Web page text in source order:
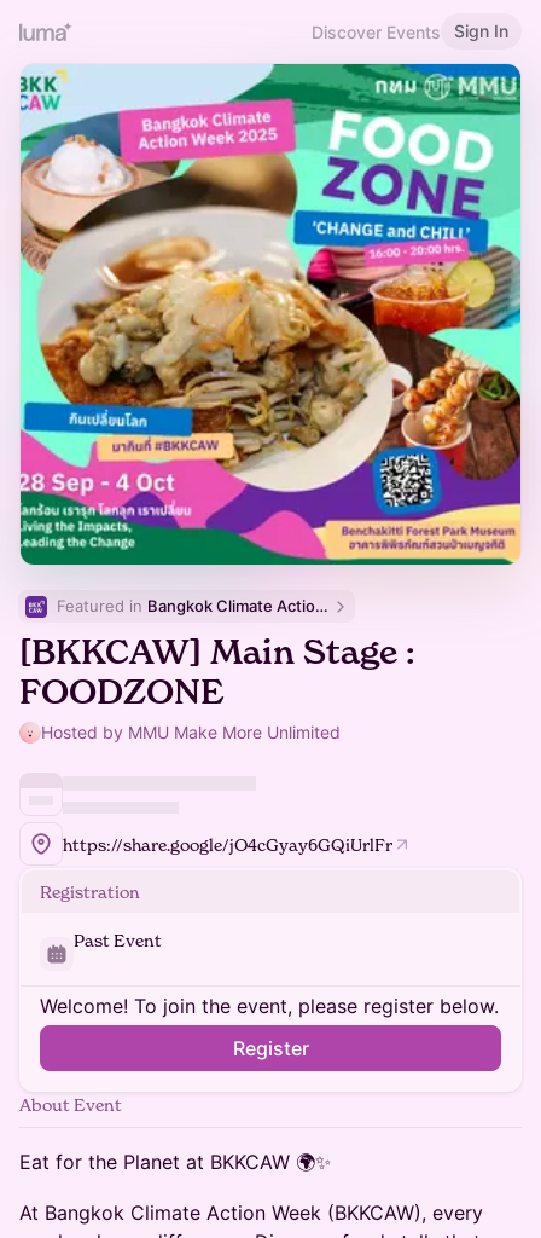
Discover Events Sign In
Featured in Bangkok Climate Action Week
[BKKCAW] Main Stage :
FOODZONE
Hosted by MMU Make More Unlimited
https://share.google/jO4cGyay6GQiUrlFr
Registration
Past Event
Welcome! To join the event, please register below.
Register
About Event
Eat for the Planet at BKKCAW 🌍✨
At Bangkok Climate Action Week (BKKCAW), every